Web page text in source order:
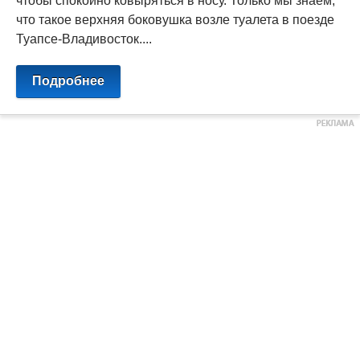
что такое верхняя боковушка возле туалета в поезде
Туапсе-Владивосток....
Подробнее